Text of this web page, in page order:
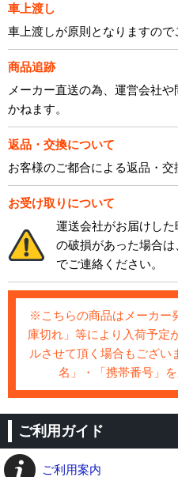
車上渡し
車上渡しが原則となりますので
商品追跡
メーカー直送の為、運営会社
かねます。
返品・交換について
お客様のご都合による返品・交
お受け取りについて
運送会社がお届けし
の破損があった場合
でご連絡ください。
※こちらの商品はメーカー
庫切れ」等により入荷予定
ルさせて頂く場合もござ
名」・「携帯番号」
ご利用ガイド
ご利用案内